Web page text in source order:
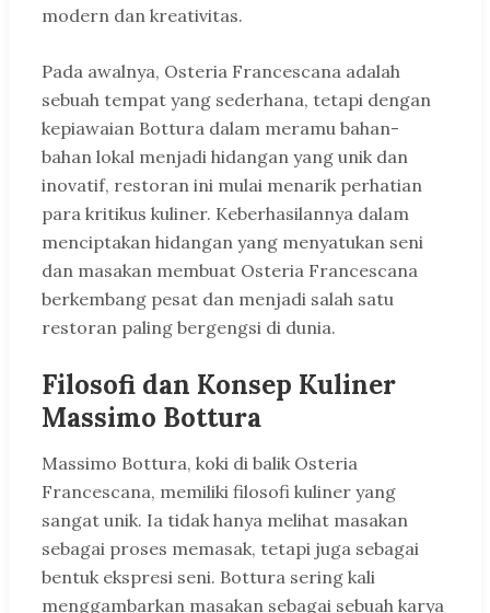
modern dan kreativitas.
Pada awalnya, Osteria Francescana adalah
sebuah tempat yang sederhana, tetapi dengan
kepiawaian Bottura dalam meramu bahan-
bahan lokal menjadi hidangan yang unik dan
inovatif, restoran ini mulai menarik perhatian
para kritikus kuliner. Keberhasilannya dalam
menciptakan hidangan yang menyatukan seni
dan masakan membuat Osteria Francescana
berkembang pesat dan menjadi salah satu
restoran paling bergengsi di dunia.
Filosofi dan Konsep Kuliner
Massimo Bottura
Massimo Bottura, koki di balik Osteria
Francescana, memiliki filosofi kuliner yang
sangat unik. Ia tidak hanya melihat masakan
sebagai proses memasak, tetapi juga sebagai
bentuk ekspresi seni. Bottura sering kali
menggambarkan masakan sebagai sebuah karya